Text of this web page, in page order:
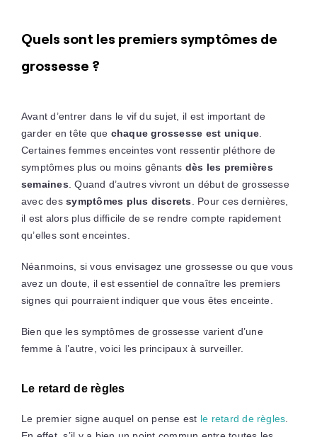
Quels sont les premiers symptômes de
grossesse ?
Avant d’entrer dans le vif du sujet, il est important de
garder en tête que chaque grossesse est unique
Certaines femmes enceintes vont ressentir pléthore de
symptômes plus ou moins gênants dès les premières
semaines . Quand d’autres vivront un début de grossesse
avec dessymptômes plus discrets
. Pour ces dernières,
il est alors plus difficile de se rendre compte rapidement
qu’elles sont enceintes.
Néanmoins, si vous envisagez une grossesse ou que vous
avez un doute, il est essentiel de connaître les premiers
signes qui pourraient indiquer que vous êtes enceinte.
Bien que les symptômes de grossesse varient d’une
femme à l’autre, voici les principaux à surveiller.
Le retard de règles
Le premier signe auquel on pense est le retard de règles